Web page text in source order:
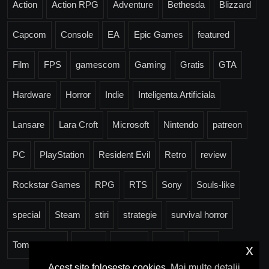
Action Action RPG Adventure Bethesda Blizzard
Capcom Console EA Epic Games featured
Film FPS gamescom Gaming Gratis GTA
Hardware Horror Indie Inteligenta Artificiala
Lansare Lara Croft Microsoft Nintendo patreon
PC PlayStation Resident Evil Retro review
Rockstar Games RPG RTS Sony Souls-like
special Steam stiri strategie survival horror
Tomb Raider x